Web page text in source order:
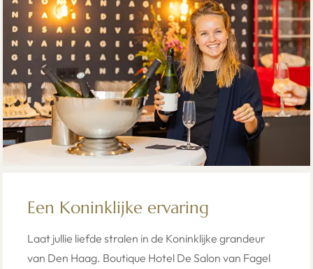
Een Koninklijke ervaring
Laat jullie liefde stralen in de Koninklijke grandeur
van Den Haag. Boutique Hotel De Salon van Fagel